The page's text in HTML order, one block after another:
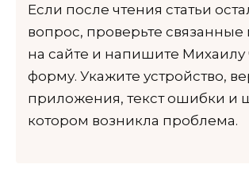
Если после чтения статьи
вопрос, проверьте
на сайте и напишите Михаилу
форму. Укажите устройство,
приложения, текст ошибки и
котором возникла проблема.